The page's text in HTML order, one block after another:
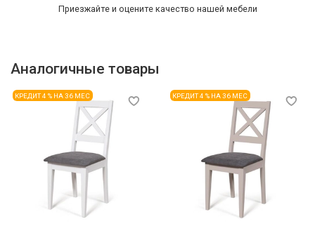
Приезжайте и оцените качество нашей мебели
Аналогичные товары
КРЕДИТ 4 % НА 36 МЕС КРЕДИТ 4 % НА 36 МЕС